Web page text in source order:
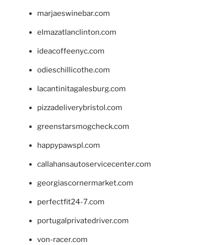
marjaeswinebar.com
elmazatlanclinton.com
ideacoffeenyc.com
odieschillicothe.com
lacantinitagalesburg.com
pizzadeliverybristol.com
greenstarsmogcheck.com
happypawspl.com
callahansautoservicecenter.com
georgiascornermarket.com
perfectfit24-7.com
portugalprivatedriver.com
von-racer.com